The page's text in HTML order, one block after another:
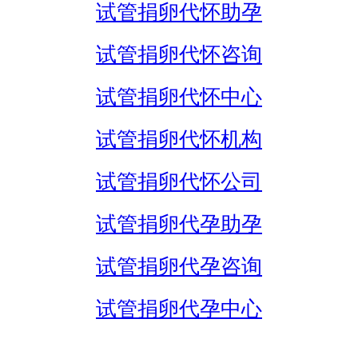
试管捐卵代怀助孕
试管捐卵代怀咨询
试管捐卵代怀中心
试管捐卵代怀机构
试管捐卵代怀公司
试管捐卵代孕助孕
试管捐卵代孕咨询
试管捐卵代孕中心